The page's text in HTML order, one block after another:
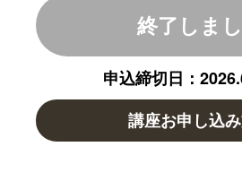
終了しま
申込締切日：
講座お申し込